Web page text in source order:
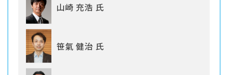
山崎 充浩 氏
笹氣 健治 氏